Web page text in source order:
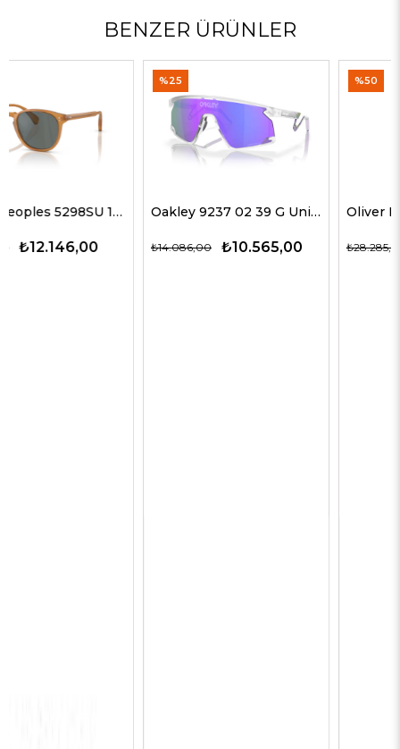
BENZER ÜRÜNLER
Oakley 9237 02 39 G Unisex Güneş Gözlükleri
₺10.565,00
₺14.086,00
Oliver Peoples 5514SU 1678C5 51 G Unisex Güneş Gözlükleri
₺14.143,00
₺28.285,00